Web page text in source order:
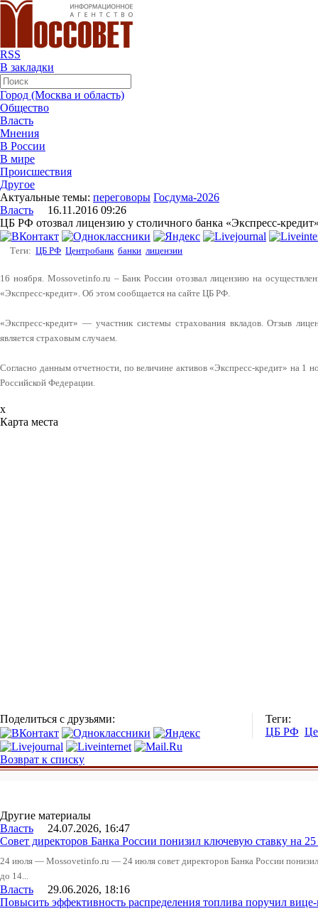
RSS
В закладки
Город (Москва и область)
Общество
Власть
Мнения
В России
В мире
Происшествия
Другое
Актуальные темы: переговоры Госдума-2026
Власть 16.11.2016 09:26
ЦБ РФ отозвал лицензию у столичного банка «Экспресс-
Теги: ЦБ РФ Центробанк банки лицензии
16 ноября. Mossovetinfo.ru – Банк России отозвал лицензию на
«Экспресс-кредит». Об этом сообщается на сайте ЦБ РФ.
«Экспресс-кредит» — участник системы страхования вкладов. Отзыв
является страховым случаем.
Согласно данным отчетности, по величине активов «Экспресс-кредит» на 1
Российской Федерации.
x
Карта места
Поделиться с друзьями:
Теги:
ЦБ РФ
Возврат к списку
Другие материалы
Власть 24.07.2026, 16:47
Совет директоров Банка России понизил ключевую ставку на
24 июля — Mossovetinfo.ru — 24 июля совет директоров Банка России
до 14...
Власть 29.06.2026, 18:16
Повысить эффективность распределения топлива поручил